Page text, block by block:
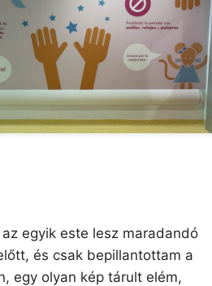
egyik este lesz maradandó
és csak bepillantottam a
egy olyan kép tárult elém,